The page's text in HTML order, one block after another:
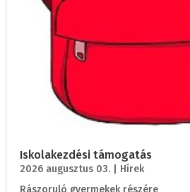
Iskolakezdési támogatás
2026 augusztus 03.
Hírek
Rászoruló gyermekek részére